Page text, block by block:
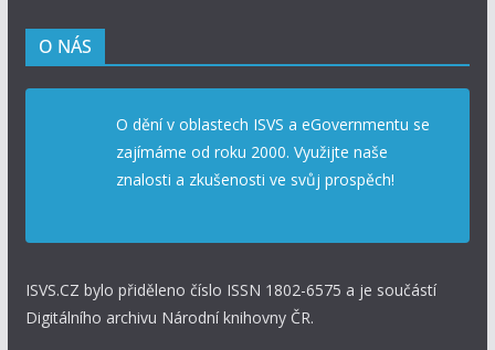
O NÁS
O dění v oblastech ISVS a eGovernmentu se
zajímáme od roku 2000. Využijte naše
znalosti a zkušenosti ve svůj prospěch!
ISVS.CZ bylo přiděleno číslo ISSN 1802-6575 a je součástí
Digitálního archivu Národní knihovny ČR.